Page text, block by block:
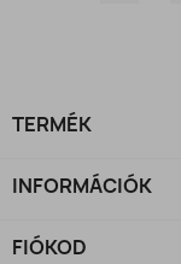
TERMÉK
INFORMÁCIÓK
FIÓKOD